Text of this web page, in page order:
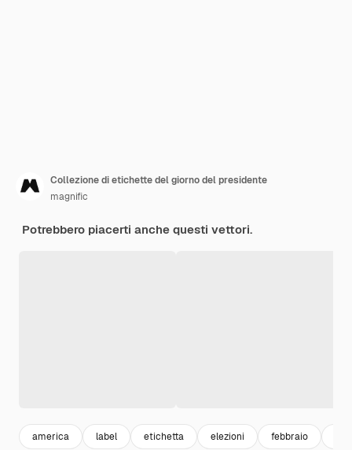
Collezione di etichette del giorno del presidente
magnific
Potrebbero piacerti anche questi vettori.
america label etichetta elezioni febbraio